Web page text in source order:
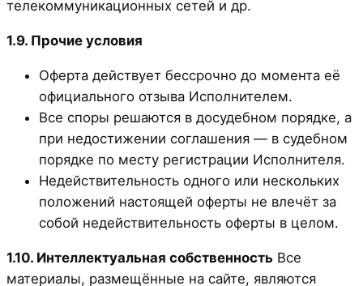
телекоммуникационных сетей и др.
1.9. Прочие условия
Оферта действует бессрочно до момента её
официального отзыва Исполнителем.
Все споры решаются в досудебном порядке, а
при недостижении соглашения — в судебном
порядке по месту регистрации Исполнителя.
Недействительность одного или нескольких
положений настоящей оферты не влечёт за
собой недействительность оферты в целом.
1.10. Интеллектуальная собственность Все
материалы, размещённые на сайте, являются